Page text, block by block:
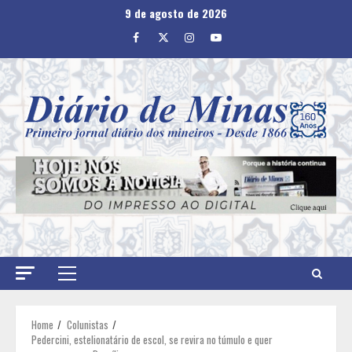
9 de agosto de 2026
Facebook
TwitterInstagram
Youtube
Primary
Home
Colunistas
Pedercini, estelionatário de escol, se revira no túmulo e quer